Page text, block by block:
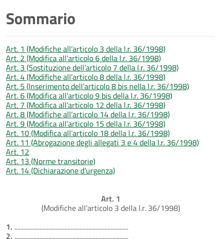
Sommario
Art. 1 (Modifiche all’articolo 3 della l.r. 36/1998)
Art. 2 (Modifica all’articolo 6 della l.r. 36/1998)
Art. 3 (Sostituzione dell’articolo 7 della l.r. 36/1998)
Art. 4 (Modifiche all’articolo 8 della l.r. 36/1998)
Art. 5 (Inserimento dell’articolo 8 bis nella l.r. 36/1998)
Art. 6 (Modifica all’articolo 9 bis della l.r. 36/1998)
Art. 7 (Modifica all’articolo 12 della l.r. 36/1998)
Art. 8 (Modifiche all’articolo 14 della l.r. 36/1998)
Art. 9 (Modifica all’articolo 15 della l.r. 36/1998)
Art. 10 (Modifica all’articolo 18 della l.r. 36/1998)
Art. 11 (Abrogazione degli allegati 3 e 4 della l.r. 36/1998)
Art. 12
Art. 13 (Norme transitorie)
Art. 14 (Dichiarazione d’urgenza)
Art. 1
(Modifiche all’articolo 3 della l.r. 36/1998)
1. .............................................................................
2. .............................................................................